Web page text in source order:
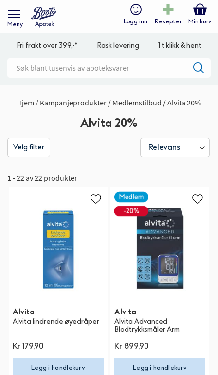
Meny Logg inn Resepter Min kurv
Fri frakt over 399,-* Rask levering 1 t klikk & hent
Hjem Kampanjeprodukter Medlemstilbud Alvita 20%
Alvita 20%
Velg filter
1 - 22 av 22 produkter
Alvita
Alvita lindrende øyedråper
Kr 179,90
Legg i handlekurv
Alvita
Alvita Advanced
Blodtrykksmåler Arm
Kr 899,90
Legg i handlekurv